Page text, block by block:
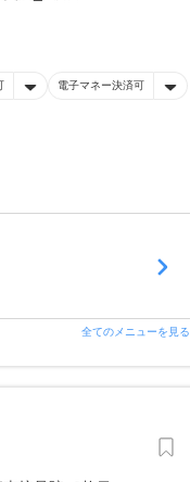
電子マネー決済可
全てのメニューを見る